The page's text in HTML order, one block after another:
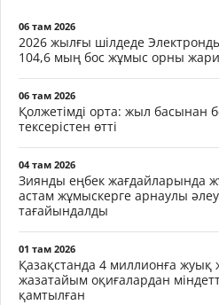
06 там 2026
2026 жылғы шілдеде
104,6 мың бос жұмыс орны
06 там 2026
Қолжетімді орта: жыл басынан
тексерістен өтті
04 там 2026
Зиянды еңбек жағдайларында
астам жұмыскерге арнаулы
тағайындалды
01 там 2026
Қазақстанда 4 миллионға жуық
жазатайым оқиғалардан
қамтылған